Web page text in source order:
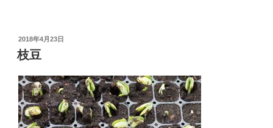
投
稿
日:
2018年4月23日
枝豆